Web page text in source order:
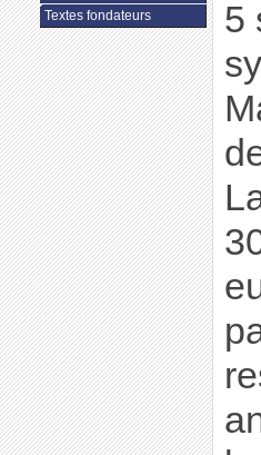
5
Textes fondateurs